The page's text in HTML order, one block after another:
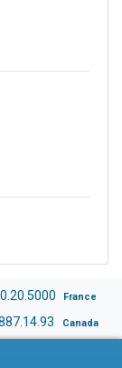
France
Canada